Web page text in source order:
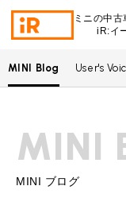
ミニの中
iR:イ
BMW MINI
ROVER MINI
TRADE 買取
MINI Blog User's
MINI
MINI ブログ